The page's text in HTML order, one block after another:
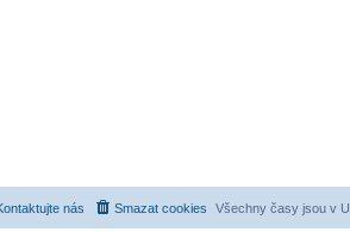
Všechny časy jsou v
Smazat cookies
nás